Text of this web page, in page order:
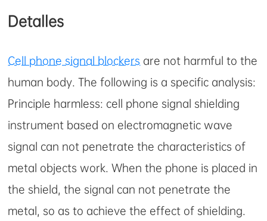
Detalles
Cell phone signal blockers are not harmful to the
human body. The following is a specific analysis:
Principle harmless: cell phone signal shielding
instrument based on electromagnetic wave
signal can not penetrate the characteristics of
metal objects work. When the phone is placed in
the shield, the signal can not penetrate the
metal, so as to achieve the effect of shielding.